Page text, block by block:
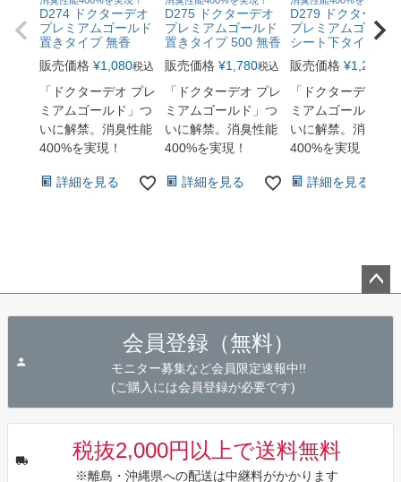
D274 ドクターデオ
プレミアムゴールド
置きタイプ 無香
販売価格 ¥1,080税込
「ドクターデオ プレ
ミアムゴールド」つ
いに解禁。消臭性能
400%を実現！
詳細を見る
D275 ドクターデオ
プレミアムゴールド
置きタイプ 500 無香
販売価格 ¥1,780税込
「ドクターデオ プレ
ミアムゴールド」つ
いに解禁。消臭性能
400%を実現！
詳細を見る
D279 ドクターデオ
プレミアムゴール
シート下タイプ 無
販売価格 ¥1,280
「ドクターデオ プ
ミアムゴールド」
いに解禁。消臭性
400%を実現！
詳細を見る
会員登録（無料）
モニター募集など会員限定速報中!!
(ご購入には会員登録が必要です)
税抜2,000円以上で送料無料
※離島・沖縄県への配送は中継料がかかります